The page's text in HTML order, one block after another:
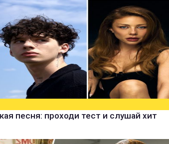
песня: проходи тест и слушай хит